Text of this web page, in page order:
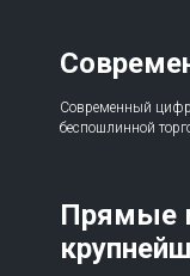
Современный
беспошлинной
Прямые